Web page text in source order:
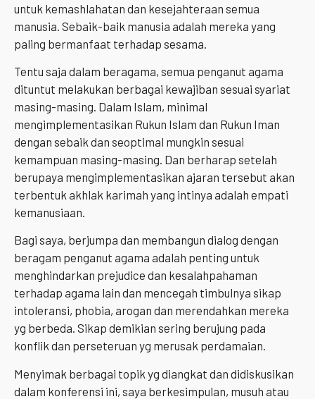
untuk kemashlahatan dan kesejahteraan semua
manusia. Sebaik-baik manusia adalah mereka yang
paling bermanfaat terhadap sesama.
Tentu saja dalam beragama, semua penganut agama
dituntut melakukan berbagai kewajiban sesuai syariat
masing-masing. Dalam Islam, minimal
mengimplementasikan Rukun Islam dan Rukun Iman
dengan sebaik dan seoptimal mungkin sesuai
kemampuan masing-masing. Dan berharap setelah
berupaya mengimplementasikan ajaran tersebut akan
terbentuk akhlak karimah yang intinya adalah empati
kemanusiaan.
Bagi saya, berjumpa dan membangun dialog dengan
beragam penganut agama adalah penting untuk
menghindarkan prejudice dan kesalahpahaman
terhadap agama lain dan mencegah timbulnya sikap
intoleransi, phobia, arogan dan merendahkan mereka
yg berbeda. Sikap demikian sering berujung pada
konflik dan perseteruan yg merusak perdamaian.
Menyimak berbagai topik yg diangkat dan didiskusikan
dalam konferensi ini, saya berkesimpulan, musuh atau